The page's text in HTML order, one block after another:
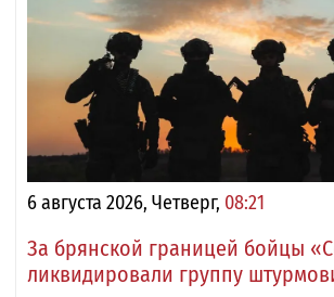
6 августа 2026, Четверг, 08:21
За брянской границей бойцы
ликвидировали группу